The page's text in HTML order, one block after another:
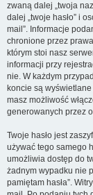
zwaną dalej „twoja
dalej „twoje hasło” i
mail”. Informacje
chronione przez
którym stoi nasz
informacji przy
nie. W każdym
koncie są
masz możliwość
generowanych przez
Twoje hasło jest
używać tego samego
umożliwia dostęp do
żadnym wypadku nie
pamiętam hasła”.